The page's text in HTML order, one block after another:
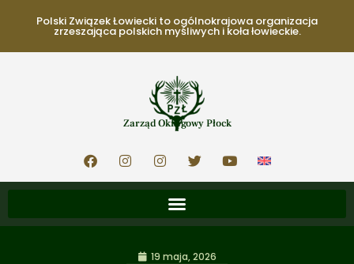
Polski Związek Łowiecki to ogólnokrajowa organizacja
zrzeszająca polskich myśliwych i koła łowieckie.
Zarząd Okręgowy Płock
19 maja, 2026